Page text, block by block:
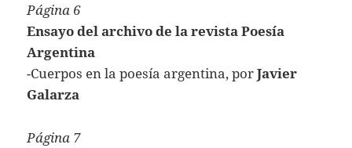
Página 6
Ensayo del archivo de la revista Poesía
Argentina
-Cuerpos en la poesía argentina, porJavier
Galarza
Página 7